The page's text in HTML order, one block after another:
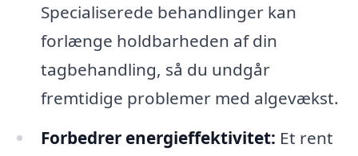
Specialiserede behandlinger kan
forlænge holdbarheden af din
tagbehandling, så du undgår
fremtidige problemer med algevækst.
Forbedrer energieffektivitet: Et rent